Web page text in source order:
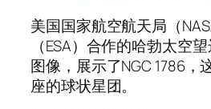
美国国家航空航天局（
（ESA）合作的哈勃太空
图像，展示了NGC 1786，
座的球状星团。